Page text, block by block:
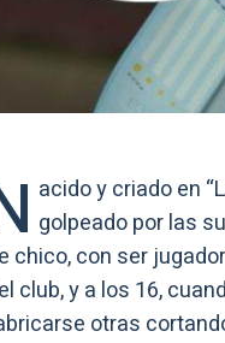
acido y criado en
golpeado por las
chico, con ser
club, y a los 16,
otras